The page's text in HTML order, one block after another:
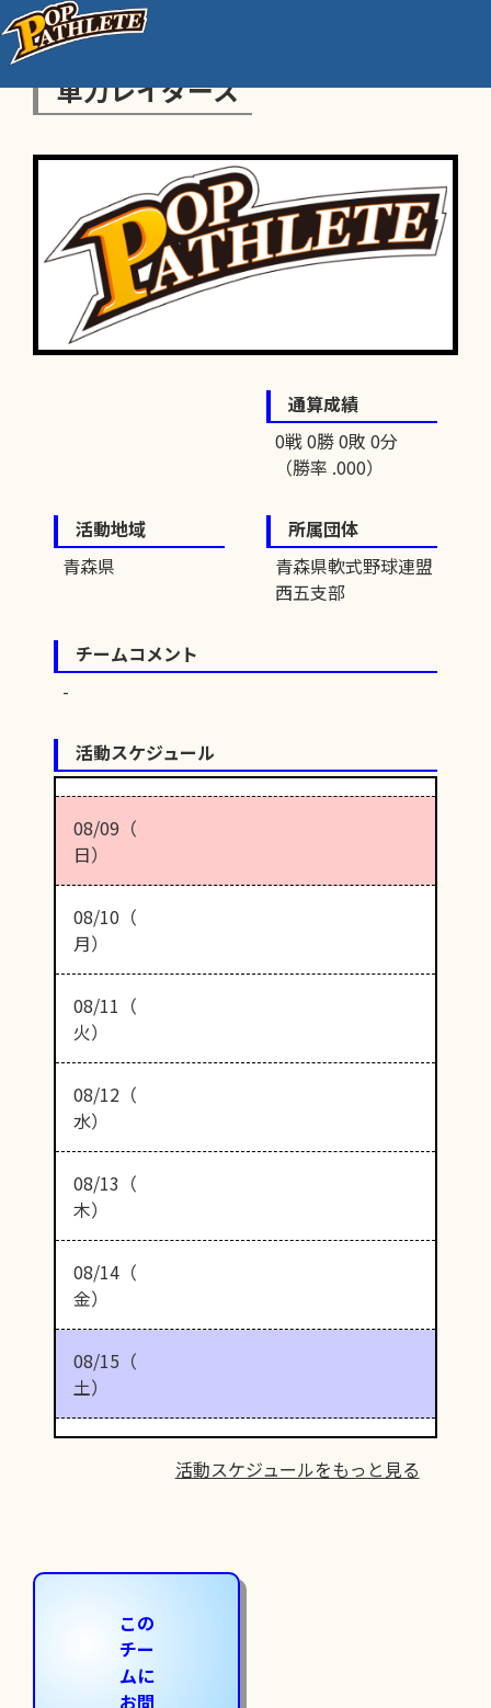
車力レイダース
通算成績
0戦 0勝 0敗 0分
（勝率 .000）
活動地域
青森県
所属団体
青森県軟式野球連盟
西五支部
チームコメント
活動スケジュール
08/09（
日）
08/10（
月）
08/11（
火）
08/12（
水）
08/13（
木）
08/14（
金）
08/15（
土）
活動スケジュールをもっと見る
この
チー
ムに
お問